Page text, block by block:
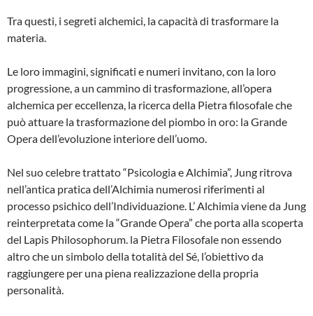
Tra questi, i segreti alchemici, la capacità di trasformare la
materia.
Le loro immagini, significati e numeri invitano, con la loro
progressione, a un cammino di trasformazione, all’opera
alchemica per eccellenza, la ricerca della Pietra filosofale che
può attuare la trasformazione del piombo in oro: la Grande
Opera dell’evoluzione interiore dell’uomo.
Nel suo celebre trattato “Psicologia e Alchimia”, Jung ritrova
nell’antica pratica dell’Alchimia numerosi riferimenti al
processo psichico dell’Individuazione. L’ Alchimia viene da Jung
reinterpretata come la “Grande Opera” che porta alla scoperta
del Lapis Philosophorum. la Pietra Filosofale non essendo
altro che un simbolo della totalità del Sé, l’obiettivo da
raggiungere per una piena realizzazione della propria
personalità.